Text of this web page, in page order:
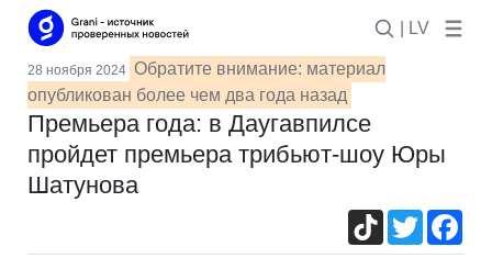
| LV
28 ноября 2024 Обратите внимание: материал
опубликован более чем два года назад
Премьера года: в Даугавпилсе
пройдет премьера трибьют-шоу Юры
Шатунова
TikTokTwitter